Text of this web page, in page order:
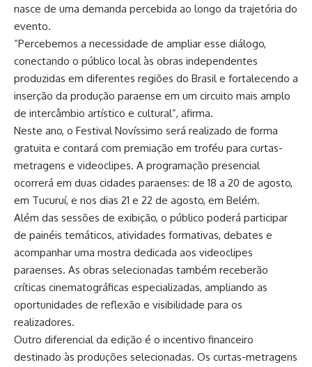
nasce de uma demanda percebida ao longo da trajetória do
evento.
“Percebemos a necessidade de ampliar esse diálogo,
conectando o público local às obras independentes
produzidas em diferentes regiões do Brasil e fortalecendo a
inserção da produção paraense em um circuito mais amplo
de intercâmbio artístico e cultural”, afirma.
Neste ano, o Festival Novíssimo será realizado de forma
gratuita e contará com premiação em troféu para curtas-
metragens e videoclipes. A programação presencial
ocorrerá em duas cidades paraenses: de 18 a 20 de agosto,
em Tucuruí, e nos dias 21 e 22 de agosto, em Belém.
Além das sessões de exibição, o público poderá participar
de painéis temáticos, atividades formativas, debates e
acompanhar uma mostra dedicada aos videoclipes
paraenses. As obras selecionadas também receberão
críticas cinematográficas especializadas, ampliando as
oportunidades de reflexão e visibilidade para os
realizadores.
Outro diferencial da edição é o incentivo financeiro
destinado às produções selecionadas. Os curtas-metragens